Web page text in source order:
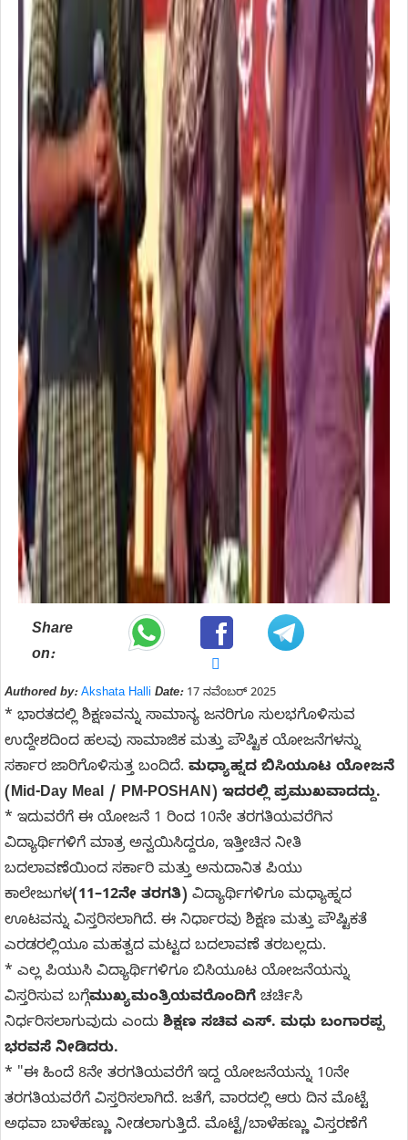
Share
on:
Authored by: Akshata Halli Date:17 ನವೆಂಬರ್ 2025
* ಭಾರತದಲ್ಲಿ ಶಿಕ್ಷಣವನ್ನು ಸಾಮಾನ್ಯ ಜನರಿಗೂ ಸುಲಭಗೊಳಿಸುವ
ಉದ್ದೇಶದಿಂದ ಹಲವು ಸಾಮಾಜಿಕ ಮತ್ತು ಪೌಷ್ಟಿಕ ಯೋಜನೆಗಳನ್ನು
ಸರ್ಕಾರ ಜಾರಿಗೊಳಿಸುತ್ತ ಬಂದಿದೆ. ಮಧ್ಯಾಹ್ನದ ಬಿಸಿಯೂಟ ಯೋಜನೆ
(Mid-Day Meal / PM-POSHAN) ಇದರಲ್ಲಿ ಪ್ರಮುಖವಾದದ್ದು.
* ಇದುವರೆಗೆ ಈ ಯೋಜನೆ 1 ರಿಂದ 10ನೇ ತರಗತಿಯವರೆಗಿನ
ವಿದ್ಯಾರ್ಥಿಗಳಿಗೆ ಮಾತ್ರ ಅನ್ವಯಿಸಿದ್ದರೂ, ಇತ್ತೀಚಿನ ನೀತಿ
ಬದಲಾವಣೆಯಿಂದ ಸರ್ಕಾರಿ ಮತ್ತು ಅನುದಾನಿತ ಪಿಯು
ಕಾಲೇಜುಗಳ(11–12ನೇ ತರಗತಿ) ವಿದ್ಯಾರ್ಥಿಗಳಿಗೂ ಮಧ್ಯಾಹ್ನದ
ಊಟವನ್ನು ವಿಸ್ತರಿಸಲಾಗಿದೆ. ಈ ನಿರ್ಧಾರವು ಶಿಕ್ಷಣ ಮತ್ತು ಪೌಷ್ಟಿಕತೆ
ಎರಡರಲ್ಲಿಯೂ ಮಹತ್ವದ ಮಟ್ಟದ ಬದಲಾವಣೆ ತರಬಲ್ಲದು.
* ಎಲ್ಲ ಪಿಯುಸಿ ವಿದ್ಯಾರ್ಥಿಗಳಿಗೂ ಬಿಸಿಯೂಟ ಯೋಜನೆಯನ್ನು
ವಿಸ್ತರಿಸುವ ಬಗ್ಗೆಮುಖ್ಯಮಂತ್ರಿಯವರೊಂದಿಗೆ ಚರ್ಚಿಸಿ
ನಿರ್ಧರಿಸಲಾಗುವುದು ಎಂದು ಶಿಕ್ಷಣ ಸಚಿವ ಎಸ್‌. ಮಧು ಬಂಗಾರಪ್ಪ
ಭರವಸೆ ನೀಡಿದರು.
* "ಈ ಹಿಂದೆ 8ನೇ ತರಗತಿಯವರೆಗೆ ಇದ್ದ ಯೋಜನೆಯನ್ನು 10ನೇ
ತರಗತಿಯವರೆಗೆ ವಿಸ್ತರಿಸಲಾಗಿದೆ. ಜತೆಗೆ, ವಾರದಲ್ಲಿ ಆರು ದಿನ ಮೊಟ್ಟೆ
ಅಥವಾ ಬಾಳೆಹಣ್ಣು ನೀಡಲಾಗುತ್ತಿದೆ. ಮೊಟ್ಟೆ/ಬಾಳೆಹಣ್ಣು ವಿಸ್ತರಣೆಗೆ